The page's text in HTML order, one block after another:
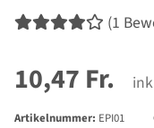
(1
10,47 Fr.
Artikelnummer: EPI01